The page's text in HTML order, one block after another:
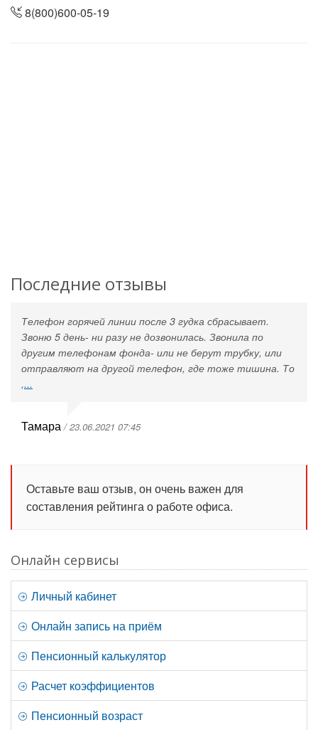
8(800)600-05-19
Последние отзывы
Телефон горячей линии после 3 гудка сбрасывает.
Звоню 5 день- ни разу не дозвонилась. Звонила по
другим телефонам фонда- или не берут трубку, или
отправляют на другой телефон, где тоже тишина. То
,...
Тамара/ 23.06.2021 07:45
Оставьте ваш отзыв, он очень важен для
составления рейтинга о работе офиса.
Онлайн сервисы
Личный кабинет
Онлайн запись на приём
Пенсионный калькулятор
Расчет коэффициентов
Пенсионный возраст